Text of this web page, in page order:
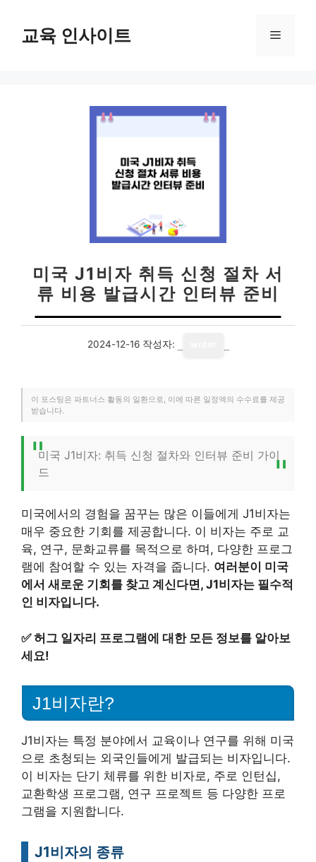
교육 인사이트 메
미국 J1비자 취득 신청 절차 서
류 비용 발급시간 인터뷰 준비
2024-12-16 작성자:
이 포스팅은 파트너스 활동의 일환으로, 이에 따른 일정액의 수수료를 제공
받습니다.
미국 J1비자: 취득 신청 절차와 인터뷰 준비 가이
드
미국에서의 경험을 꿈꾸는 많은 이들에게 J1비자는
매우 중요한 기회를 제공합니다. 이 비자는 주로 교
육, 연구, 문화교류를 목적으로 하며, 다양한 프로그
램에 참여할 수 있는 자격을 줍니다. 여러분이 미국
에서 새로운 기회를 찾고 계신다면, J1비자는 필수적
인 비자입니다.
✅허그 일자리 프로그램에 대한 모든 정보를 알아보
세요!
J1비자란?
J1비자는 특정 분야에서 교육이나 연구를 위해 미국
으로 초청되는 외국인들에게 발급되는 비자입니다.
이 비자는 단기 체류를 위한 비자로, 주로 인턴십,
교환학생 프로그램, 연구 프로젝트 등 다양한 프로
그램을 지원합니다.
J1비자의 종류